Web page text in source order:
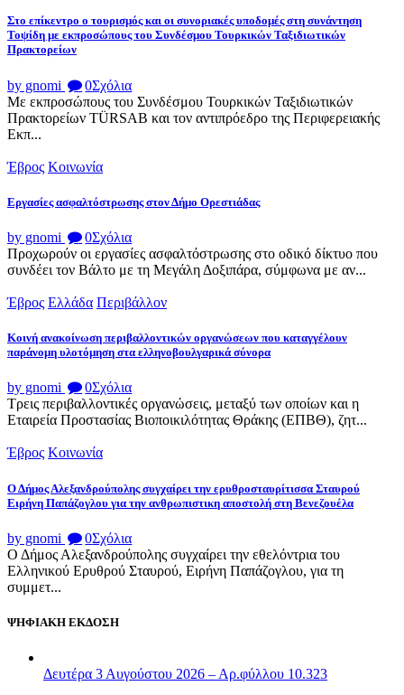
Στο επίκεντρο ο τουρισμός και οι συνοριακές υποδομές στη συνάντηση
Τοψίδη με εκπροσώπους του Συνδέσμου Τουρκικών Ταξιδιωτικών
Πρακτορείων
by gnomi 0Σχόλια
Με εκπροσώπους του Συνδέσμου Τουρκικών Ταξιδιωτικών
Πρακτορείων TÜRSAB και τον αντιπρόεδρο της Περιφερειακής
Εκπ...
Έβρος Κοινωνία
Εργασίες ασφαλτόστρωσης στον Δήμο Ορεστιάδας
by gnomi 0Σχόλια
Προχωρούν οι εργασίες ασφαλτόστρωσης στο οδικό δίκτυο που
συνδέει τον Βάλτο με τη Μεγάλη Δοξιπάρα, σύμφωνα με αν...
Έβρος Ελλάδα Περιβάλλον
Κοινή ανακοίνωση περιβαλλοντικών οργανώσεων που καταγγέλουν
παράνομη υλοτόμηση στα ελληνοβουλγαρικά σύνορα
by gnomi 0Σχόλια
Τρεις περιβαλλοντικές οργανώσεις, μεταξύ των οποίων και η
Εταιρεία Προστασίας Βιοποικιλότητας Θράκης (ΕΠΒΘ), ζητ...
Έβρος Κοινωνία
Ο Δήμος Αλεξανδρούπολης συγχαίρει την ερυθροσταυρίτισσα Σταυρού
Ειρήνη Παπάζογλου για την ανθρωπιστικη αποστολή στη Βενεζουέλα
by gnomi 0Σχόλια
Ο Δήμος Αλεξανδρούπολης συγχαίρει την εθελόντρια του
Ελληνικού Ερυθρού Σταυρού, Ειρήνη Παπάζογλου, για τη
συμμετ...
ΨΗΦΙΑΚΗ ΕΚΔΟΣΗ
Δευτέρα 3 Αυγούστου 2026 – Αρ.φύλλου 10.323